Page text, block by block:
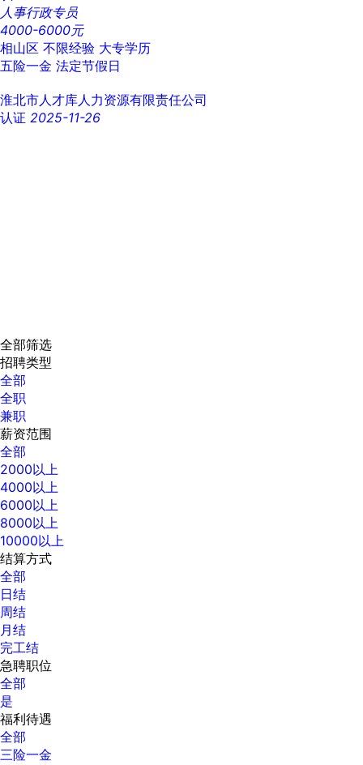
人事行政专员
4000-6000元
相山区 不限经验 大专学历
五险一金 法定节假日
淮北市人才库人力资源有限责任公司
认证 2025-11-26
全部筛选
招聘类型
全部
全职
兼职
薪资范围
全部
2000以上
4000以上
6000以上
8000以上
10000以上
结算方式
全部
日结
周结
月结
完工结
急聘职位
全部
是
福利待遇
全部
三险一金